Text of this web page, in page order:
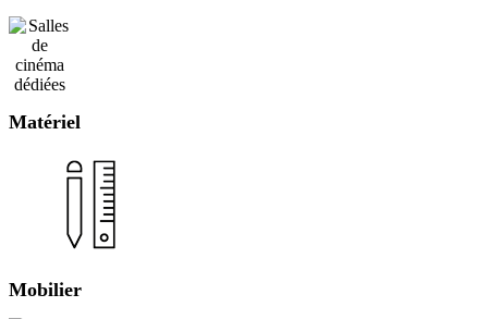
Matériel
Mobilier